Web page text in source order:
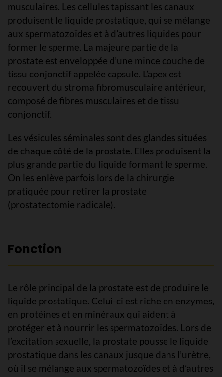
musculaires. Les cellules tapissant les canaux
produisent le liquide prostatique, qui se mélange
aux spermatozoïdes et à d’autres liquides pour
former le sperme. La majeure partie de la
prostate est enveloppée d’une mince couche de
tissu conjonctif appelée capsule. L’apex est
recouvert du stroma fibromusculaire antérieur,
composé de fibres musculaires et de tissu
conjonctif.
Les vésicules séminales sont des glandes situées
de chaque côté de la prostate. Elles produisent la
plus grande partie du liquide formant le sperme.
On les enlève parfois lors de la chirurgie
pratiquée pour retirer la prostate
(prostatectomie radicale).
Fonction
Le rôle principal de la prostate est de produire le
liquide prostatique. Celui-ci est riche en enzymes,
en protéines et en minéraux qui aident à
protéger et à nourrir les spermatozoïdes. Lors de
l’excitation sexuelle, la prostate pousse le liquide
prostatique dans les canaux jusque dans l’urètre,
où il se mélange aux spermatozoïdes et à d’autres